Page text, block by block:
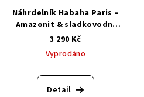
Náhrdelník Habaha Paris –
Amazonit & sladkovodní
perly
3 290 Kč
Vyprodáno
Detail